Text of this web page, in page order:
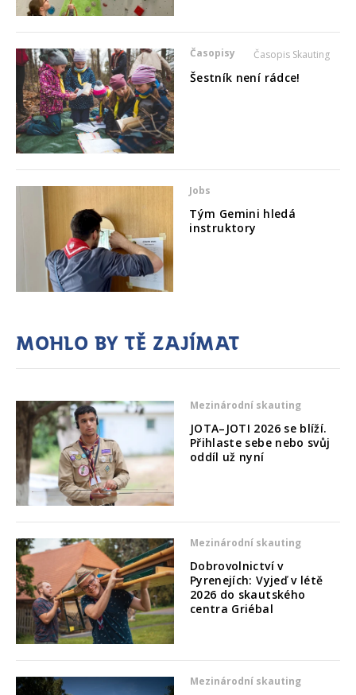
Časopisy Časopis Skauting
Šestník není rádce!
Jobs
Tým Gemini hledá
instruktory
Mohlo by tě zajímat
Mezinárodní skauting
JOTA–JOTI 2026 se blíží.
Přihlaste sebe nebo svůj
oddíl už nyní
Mezinárodní skauting
Dobrovolnictví v
Pyrenejích: Vyjeď v létě
2026 do skautského
centra Griébal
Mezinárodní skauting